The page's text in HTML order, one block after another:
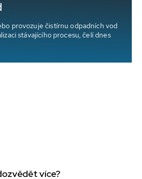
provozuje čistírnu odpadních vod
stávajícího procesu, čelí dnes
více?